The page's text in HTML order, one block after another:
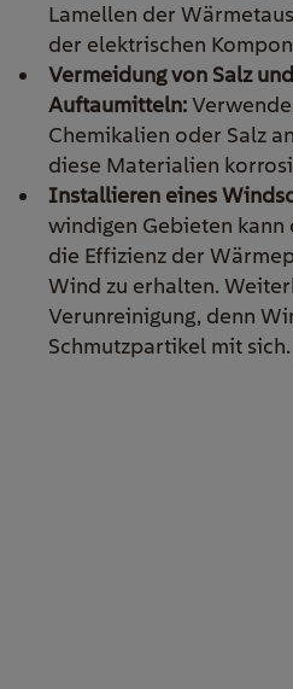
Lamellen der
der elektrischen
Vermeidung von Salz
Auftaumitteln:
Chemikalien oder Salz
diese Materialien
Installieren eines
windigen Gebieten kann
die Effizienz der
Wind zu erhalten.
Verunreinigung, denn
Schmutzpartikel mit sich.